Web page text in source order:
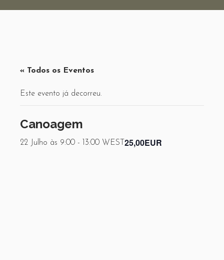
« Todos os Eventos
Este evento já decorreu.
Canoagem
22 Julho às 9:00 - 13:00 WEST 25,00EUR